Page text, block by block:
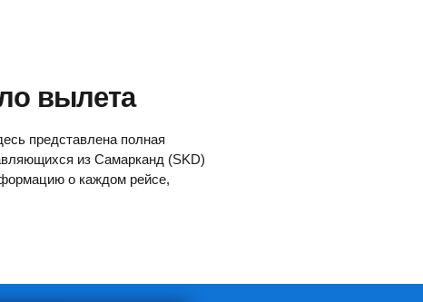
вылета
представлена полная
из Самарканд (SKD)
о каждом рейсе,